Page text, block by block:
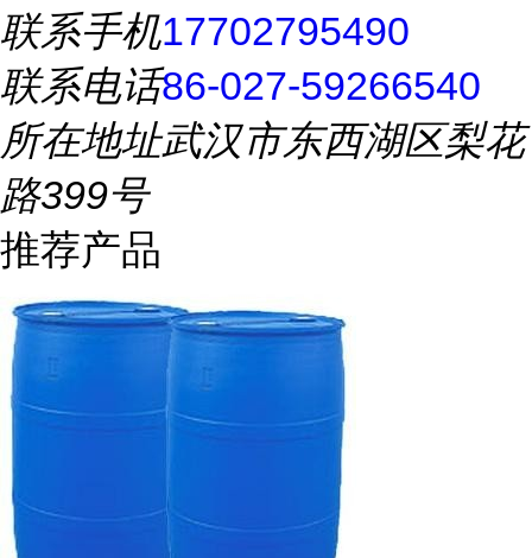
联系手机17702795490
联系电话86-027-59266540
所在地址武汉市东西湖区梨花
路399号
推荐产品